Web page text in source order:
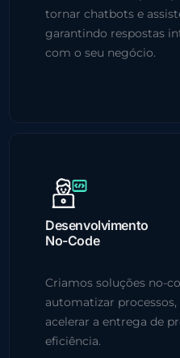
tornar chatbots e
garantindo respostas
com o seu negócio.
Desenvolvimento
No-Code
Criamos soluções no-
automatizar
acelerar a entrega de
eficiência.